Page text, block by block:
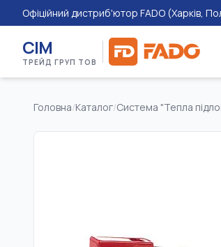
Офіційний дистриб'ютор FADO (Харків,
СІМ
ТРЕЙД ГРУП ТОВ
Головна/Каталог/Система "Тепла